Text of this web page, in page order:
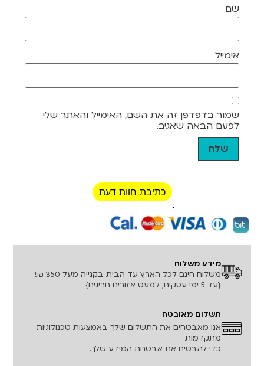
שם
אימייל
שמור בדפדפן זה את השם, האימייל והאתר שלי
לפעם הבאה שאגיב.
כתיבת חוות דעת
רכישה מאובטחת!
מידע משלוח
משלוח חינם לכל הארץ עד הבית בקנייה מעל 350 ₪!
{עד 5 ימי עסקים, למעט אזורים חריגים}
תשלום מאובטח
אנו מאבטחים את התשלום שלך באמצעות טכנולוגיות
מתקדמות
כדי להבטיח את אבטחת המידע שלך.